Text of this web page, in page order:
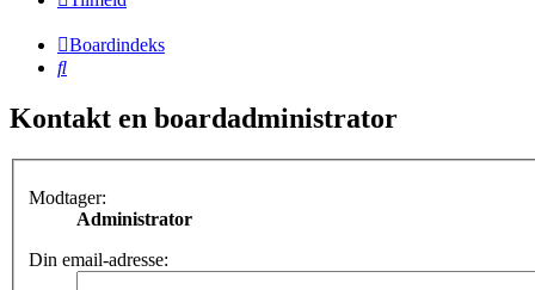
Boardindeks
Søg
Kontakt en boardadministrator
Modtager:
Administrator
Din email-adresse: